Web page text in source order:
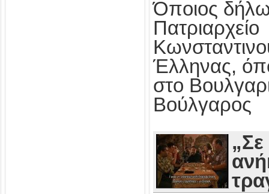
Όποιος
Πατριαρχείο
Έλληνας,
στο
Βούλγαρος